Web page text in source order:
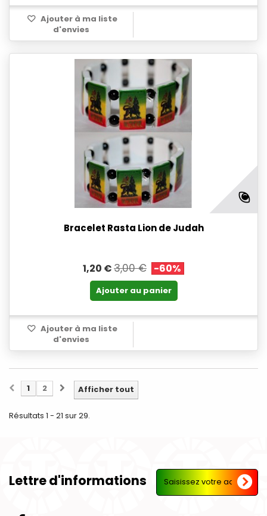
Ajouter à ma liste
d'envies
Bracelet Rasta Lion de Judah
1,20 €3,00 € -60%
Ajouter au panier
Ajouter à ma liste
d'envies
Afficher tout
1 2
Résultats 1 - 21 sur 29.
Lettre d'informations